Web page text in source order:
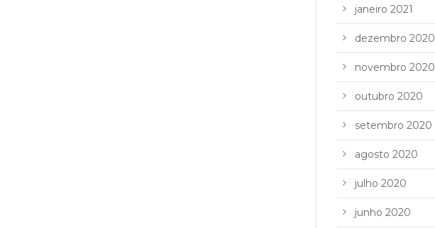
janeiro 2021
dezembro 2020
novembro 2020
outubro 2020
setembro 2020
agosto 2020
julho 2020
junho 2020